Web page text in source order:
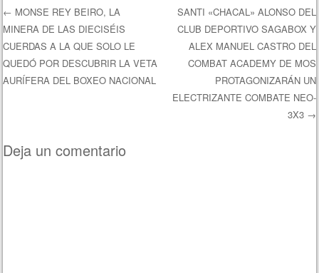
Navegación de entradas
← MONSE REY BEIRO, LA
MINERA DE LAS DIECISÉIS
CUERDAS A LA QUE SOLO LE
QUEDÓ POR DESCUBRIR LA VETA
AURÍFERA DEL BOXEO NACIONAL
SANTI «CHACAL» ALONSO DEL
CLUB DEPORTIVO SAGABOX Y
ALEX MANUEL CASTRO DEL
COMBAT ACADEMY DE MOS
PROTAGONIZARÁN UN
ELECTRIZANTE COMBATE NEO-
3X3 →
Deja un comentario